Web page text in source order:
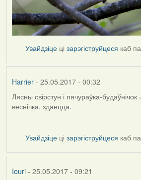
Увайдзіце цізарэгіструйцеся каб
Harrier- 25.05.2017 - 00:32
Лясны свірстун і пячураўка-будаўнічок
веснічка, здаецца.
Увайдзіце цізарэгіструйцеся каб
Iouri- 25.05.2017 - 09:21